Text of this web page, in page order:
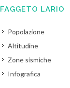
FAGGETO LARIO
Popolazione
Altitudine
Zone sismiche
Infografica